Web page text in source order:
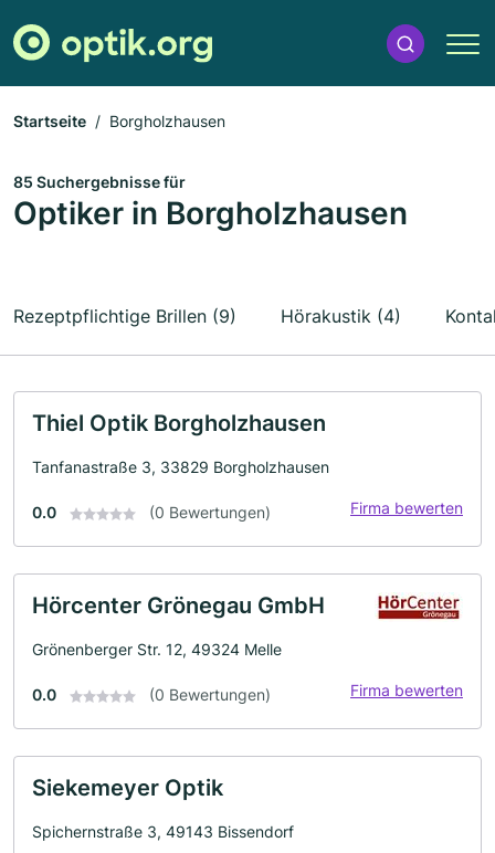
Startseite Borgholzhausen
85 Suchergebnisse für
Optiker in Borgholzhausen
Rezeptpflichtige Brillen (9) Hörakustik (4)
Thiel Optik Borgholzhausen
Tanfanastraße 3, 33829 Borgholzhausen
0.0 (0 Bewertungen) Firma bewerten
Hörcenter Grönegau GmbH
Grönenberger Str. 12, 49324 Melle
0.0 (0 Bewertungen) Firma bewerten
Siekemeyer Optik
Spichernstraße 3, 49143 Bissendorf